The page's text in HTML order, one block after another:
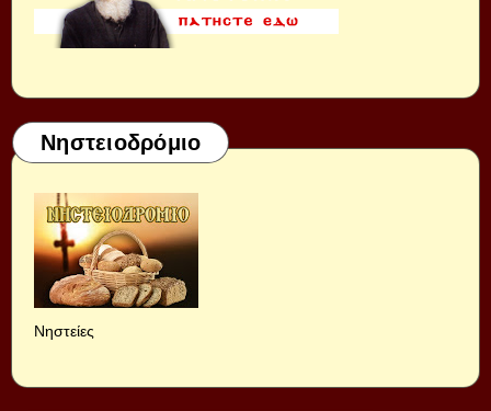
Νηστειοδρόμιο
Νηστείες